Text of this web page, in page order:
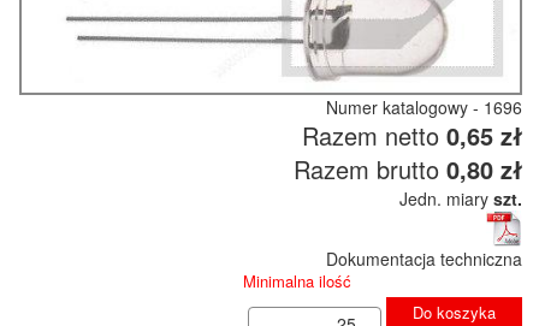
Numer katalogowy - 1696
Razem netto 0,65 zł
Razem brutto 0,80 zł
Jedn. miary szt.
Dokumentacja techniczna
Minimalna ilość
Do koszyka